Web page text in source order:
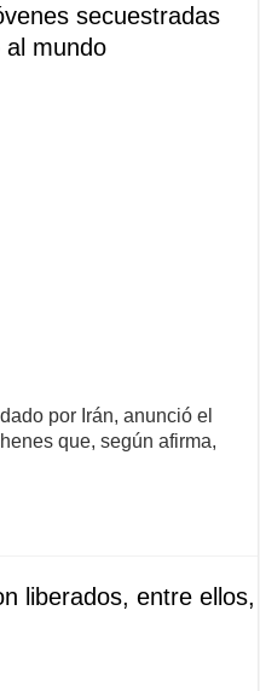
secuestradas
al mundo
por Irán, anunció el
que, según afirma,
liberados, entre ellos,